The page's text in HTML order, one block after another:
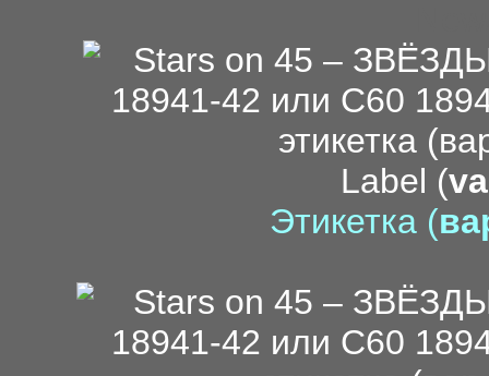
Label (
Этикетка (